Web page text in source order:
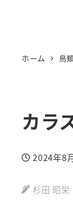
ホーム 鳥
カラ
投稿日
2024年8
杉田 昭栄